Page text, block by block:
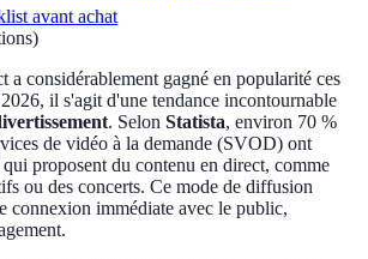
avant achat
)
a considérablement gagné en popularité ces
il s'agit d'une tendance incontournable
. Selon Statista, environ 70 %
de vidéo à la demande (SVOD) ont
qui proposent du contenu en direct, comme
ou des concerts. Ce mode de diffusion
connexion immédiate avec le public,